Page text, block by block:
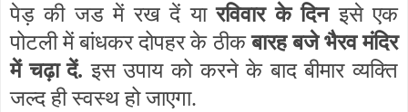
पेड़ की जड में रख दें यारविवार के दिनइसे एक
पोटली में बांधकर दोपहर के ठीकबारह बजे भैरव मंदिर
में चढ़ा दें.इस उपाय को करने के बाद बीमार व्यक्ति
जल्द ही स्वस्थ हो जाएगा.